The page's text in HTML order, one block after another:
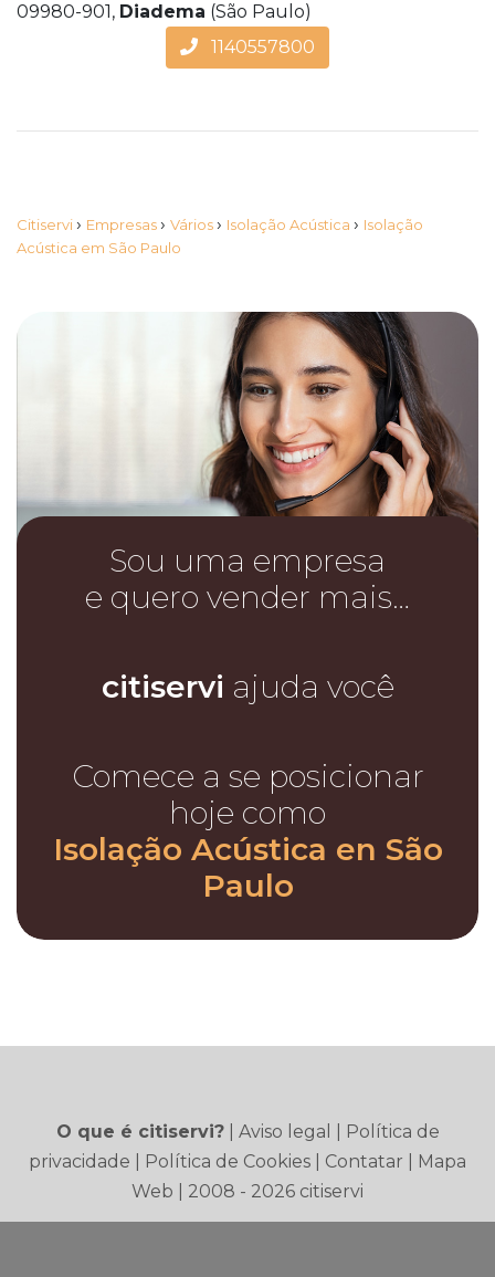
09980-901, Diadema (São Paulo)
1140557800
Citiservi › Empresas › Vários › Isolação Acústica › Isolação
Acústica em São Paulo
Sou uma empresa
e quero vender mais…
citiservi ajuda você
Comece a se posicionar
hoje como
Isolação Acústica en São
Paulo
O que é citiservi?| Aviso legal
Política de
privacidade
Política de Cookies Contatar
Mapa
Web | 2008 - 2026 citiservi